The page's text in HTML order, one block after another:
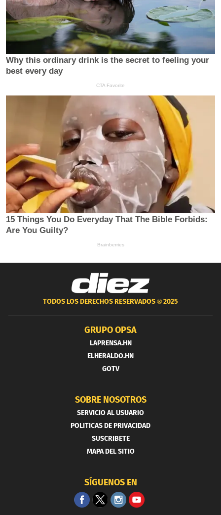
TODOS LOS DERECHOS RESERVADOS ®2025
GRUPO OPSA
LAPRENSA.HN
ELHERALDO.HN
GOTV
SOBRE NOSOTROS
SERVICIO AL USUARIO
POLITICAS DE PRIVACIDAD
SUSCRIBETE
MAPA DEL SITIO
SÍGUENOS EN